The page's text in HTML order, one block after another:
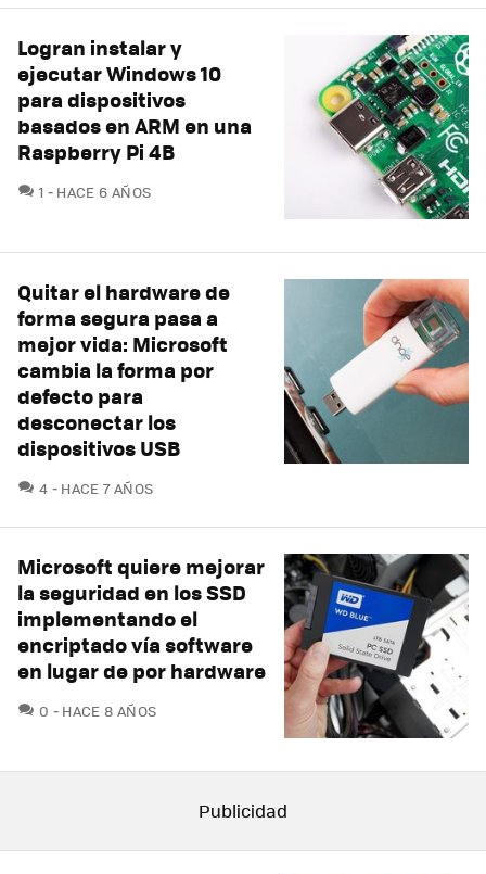
Logran instalar y
ejecutar Windows 10
para dispositivos
basados en ARM en una
Raspberry Pi 4B
1 COMENTARIOS
HACE 6 AÑOS
Quitar el hardware de
forma segura pasa a
mejor vida: Microsoft
cambia la forma por
defecto para
desconectar los
dispositivos USB
4 COMENTARIOS
HACE 7 AÑOS
Microsoft quiere mejorar
la seguridad en los SSD
implementando el
encriptado vía software
en lugar de por hardware
0 COMENTARIOS
HACE 8 AÑOS